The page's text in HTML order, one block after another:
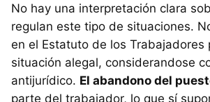
No hay una interpretación clara
regulan este tipo de situaciones.
en el Estatuto de los Trabajadores
situación alegal, considerandose
antijurídico. El abandono del
parte del trabajador, lo que sí